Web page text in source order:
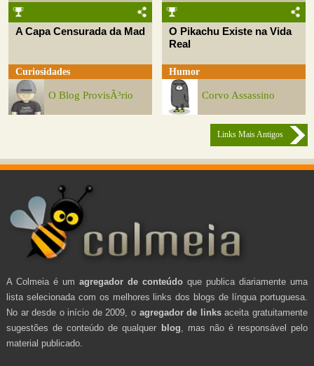
A Capa Censurada da Mad
Curiosidades
O Blog ProvisÃ³rio
O Pikachu Existe na Vida
Real
Humor
Corvo Assassino
Links Mais Antigos
A Colmeia é um agregador de conteúdo que publica diariamente uma
lista selecionada com os melhores links dos blogs de língua portuguesa.
No ar desde o início de 2009, o agregador de linksaceita gratuitamente
sugestões de conteúdo de qualquer blog , mas não é responsável pelo
material publicado.